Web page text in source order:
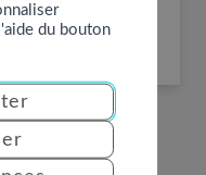
du bouton